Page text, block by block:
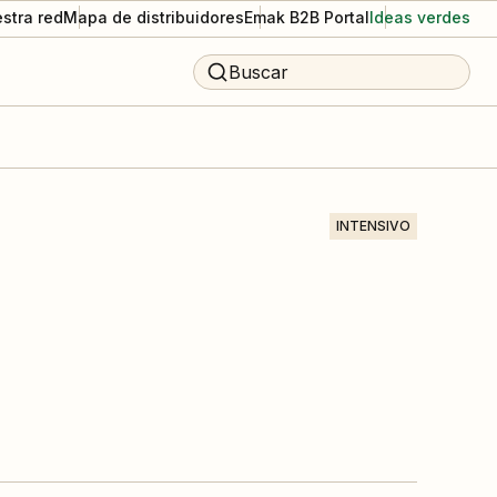
redMapa de distribuidoresEmak B2B PortalIdeas verdes
Buscar
INTENSIVO